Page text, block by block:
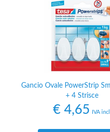
Gancio Ovale PowerStrip
+ 4 Strisce
€4,65 IVA incl.